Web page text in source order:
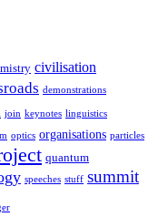
civilisation
demonstrations
join keynotes linguistics
optics organisations particles
quantum
speeches stuff summit